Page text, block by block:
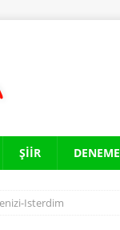
ŞIIR DENEME
Isterdim